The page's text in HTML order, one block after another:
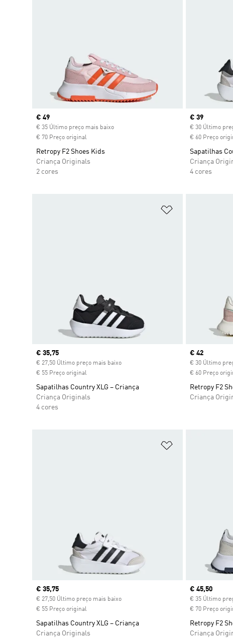
Current price
€ 49
€ 35 Último preço mais baixo
€ 70 Preço original
Retropy F2 Shoes Kids
Criança Originals
2 cores
Current price
€ 39
€ 30 Último
€ 60 Preço
Sapatilhas
Criança
4 cores
Current price
€ 35,75
€ 27,50 Último preço mais baixo
€ 55 Preço original
Sapatilhas Country XLG – Criança
Criança Originals
4 cores
Current price
€ 42
€ 30 Último
€ 60 Preço
Retropy F2
Criança
Current price
€ 35,75
€ 27,50 Último preço mais baixo
€ 55 Preço original
Sapatilhas Country XLG – Criança
Criança Originals
Current price
€ 45,50
€ 35 Último
€ 70 Preço
Retropy F2
Criança